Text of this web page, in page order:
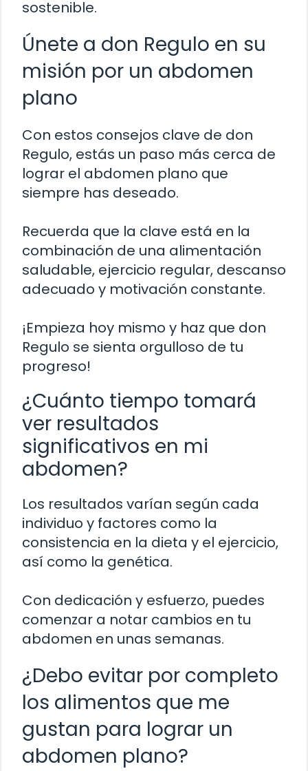
sostenible.
Únete a don Regulo en su
misión por un abdomen
plano
Con estos consejos clave de don
Regulo, estás un paso más cerca de
lograr el abdomen plano que
siempre has deseado.
Recuerda que la clave está en la
combinación de una alimentación
saludable, ejercicio regular, descanso
adecuado y motivación constante.
¡Empieza hoy mismo y haz que don
Regulo se sienta orgulloso de tu
progreso!
¿Cuánto tiempo tomará
ver resultados
significativos en mi
abdomen?
Los resultados varían según cada
individuo y factores como la
consistencia en la dieta y el ejercicio,
así como la genética.
Con dedicación y esfuerzo, puedes
comenzar a notar cambios en tu
abdomen en unas semanas.
¿Debo evitar por completo
los alimentos que me
gustan para lograr un
abdomen plano?